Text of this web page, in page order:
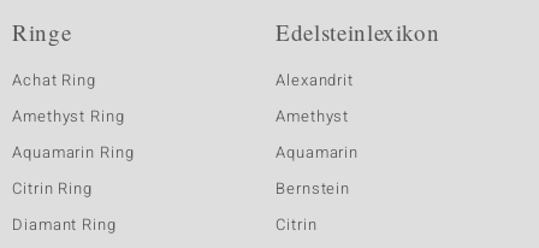
Ringe
Achat Ring
Amethyst Ring
Aquamarin Ring
Citrin Ring
Diamant Ring
Edelsteinlexikon
Alexandrit
Amethyst
Aquamarin
Bernstein
Citrin